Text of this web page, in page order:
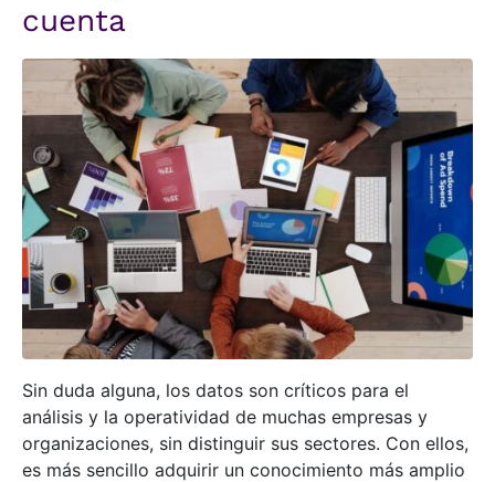
cuenta
Sin duda alguna, los datos son críticos para el
análisis y la operatividad de muchas empresas y
organizaciones, sin distinguir sus sectores. Con ellos,
es más sencillo adquirir un conocimiento más amplio